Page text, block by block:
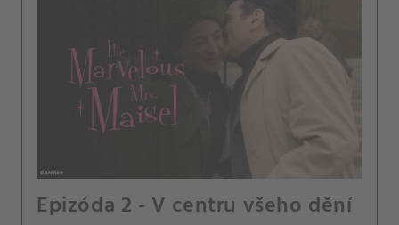
Epizóda 2 - V centru všeho dění